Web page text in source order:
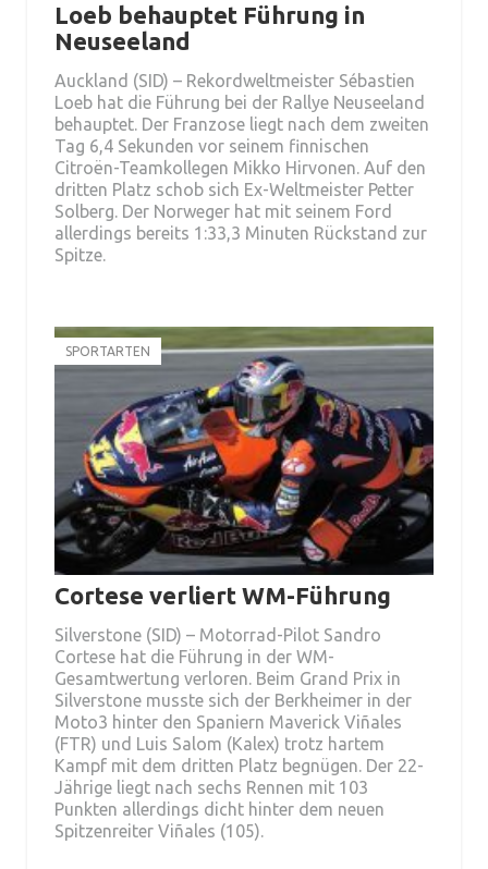
Loeb behauptet Führung in
Neuseeland
Auckland (SID) – Rekordweltmeister Sébastien
Loeb hat die Führung bei der Rallye Neuseeland
behauptet. Der Franzose liegt nach dem zweiten
Tag 6,4 Sekunden vor seinem finnischen
Citroën-Teamkollegen Mikko Hirvonen. Auf den
dritten Platz schob sich Ex-Weltmeister Petter
Solberg. Der Norweger hat mit seinem Ford
allerdings bereits 1:33,3 Minuten Rückstand zur
Spitze.
SPORTARTEN
Cortese verliert WM-Führung
Silverstone (SID) – Motorrad-Pilot Sandro
Cortese hat die Führung in der WM-
Gesamtwertung verloren. Beim Grand Prix in
Silverstone musste sich der Berkheimer in der
Moto3 hinter den Spaniern Maverick Viñales
(FTR) und Luis Salom (Kalex) trotz hartem
Kampf mit dem dritten Platz begnügen. Der 22-
Jährige liegt nach sechs Rennen mit 103
Punkten allerdings dicht hinter dem neuen
Spitzenreiter Viñales (105).